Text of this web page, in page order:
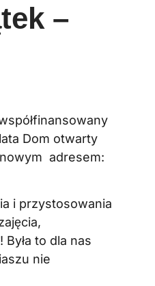
–
Dom otwarty
adresem:
i przystosowania
to dla nas
nie